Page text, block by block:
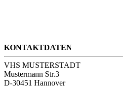
KONTAKTDATEN
VHS MUSTERSTADT
Mustermann Str.3
D-30451 Hannover